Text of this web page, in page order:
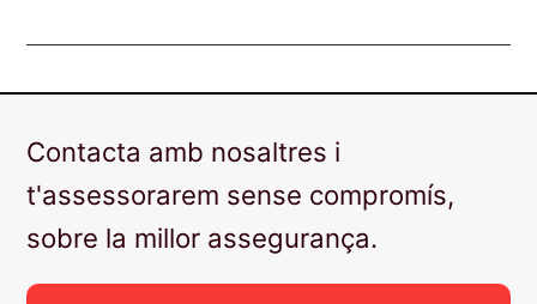
Contacta amb nosaltres i
t'assessorarem sense compromís,
sobre la millor assegurança.